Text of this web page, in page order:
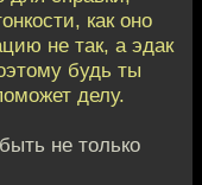
как оно
не так, а эдак
будь ты
делу.
не только